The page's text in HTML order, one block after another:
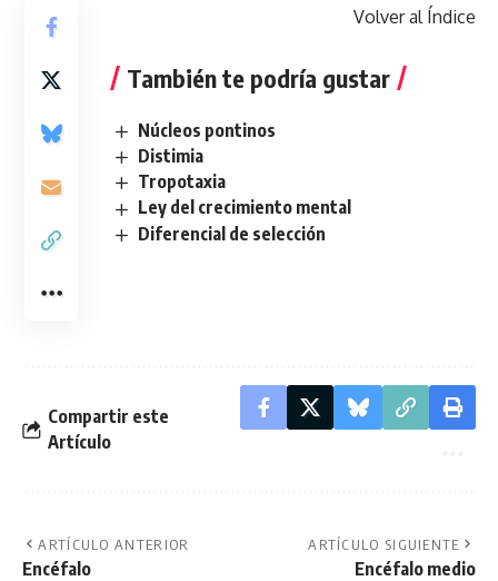
Volver al Índice
También te podría gustar
Núcleos pontinos
Distimia
Tropotaxia
Ley del crecimiento mental
Diferencial de selección
Compartir este
Artículo
ARTÍCULO ANTERIOR
Encéfalo
ARTÍCULO SIGUIENTE
Encéfalo medio